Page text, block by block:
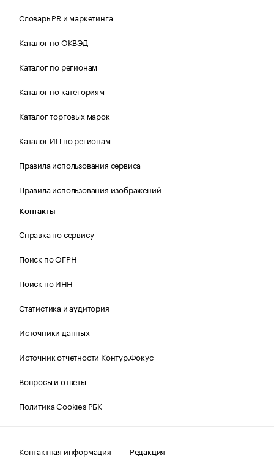
Словарь PR и маркетинга
Каталог по ОКВЭД
Каталог по регионам
Каталог по категориям
Каталог торговых марок
Каталог ИП по регионам
Правила использования сервиса
Правила использования изображений
Контакты
Справка по сервису
Поиск по ОГРН
Поиск по ИНН
Статистика и аудитория
Источники данных
Источник отчетности Контур.Фокус
Вопросы и ответы
Политика Cookies РБК
Контактная информация Редакция